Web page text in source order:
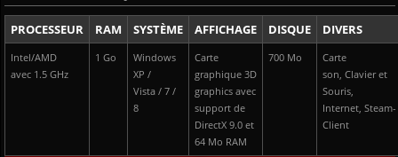
PROCESSEUR RAM SYSTÈME AFFICHAGE DISQUE DIVERS
Intel/AMD
avec 1.5 GHz
1 Go
Windows
XP /
Vista / 7 /
8
Carte
graphique 3D
graphics avec
support de
DirectX 9.0 et
64 Mo RAM
700 Mo
Carte
son, Clavier et
Souris,
Internet, Steam-
Client